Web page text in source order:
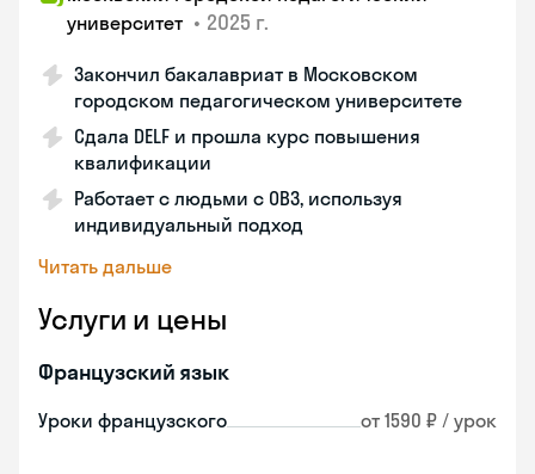
университет • 2025 г.
Закончил бакалавриат в Московском
городском педагогическом университете
Сдала DELF и прошла курс повышения
квалификации
Работает с людьми с ОВЗ, используя
индивидуальный подход
Читать дальше
Услуги и цены
Французский язык
Уроки французского от 1590 ₽ / урок